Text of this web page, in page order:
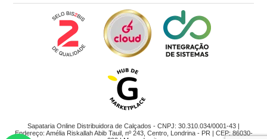
Sapataria Online Distribuidora de Calçados - CNPJ: 30.310.034/0001-43 |
Endereço: Amélia Riskallah Abib Tauil, nº 243, Centro, Londrina - PR | CEP: 86030-